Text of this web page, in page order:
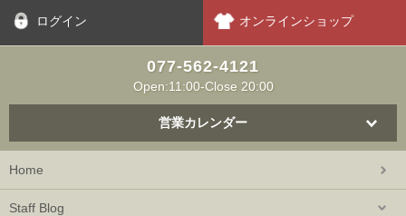
ログイン オンラインショップ
077-562-4121
Open:11:00-Close 20:00
営業カレンダー
Home
Staff Blog